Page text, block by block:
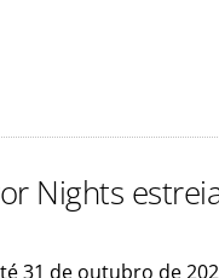
Nights
31 de outubro de